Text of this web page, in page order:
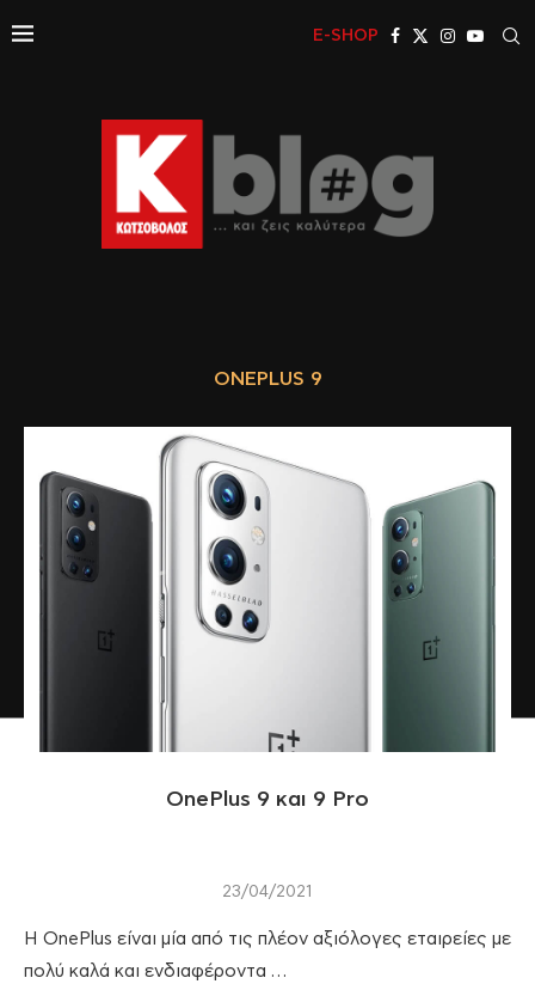
E-SHOP
ONEPLUS 9
OnePlus 9 και 9 Pro
23/04/2021
Η OnePlus είναι μία από τις πλέον αξιόλογες εταιρείες με
πολύ καλά και ενδιαφέροντα …